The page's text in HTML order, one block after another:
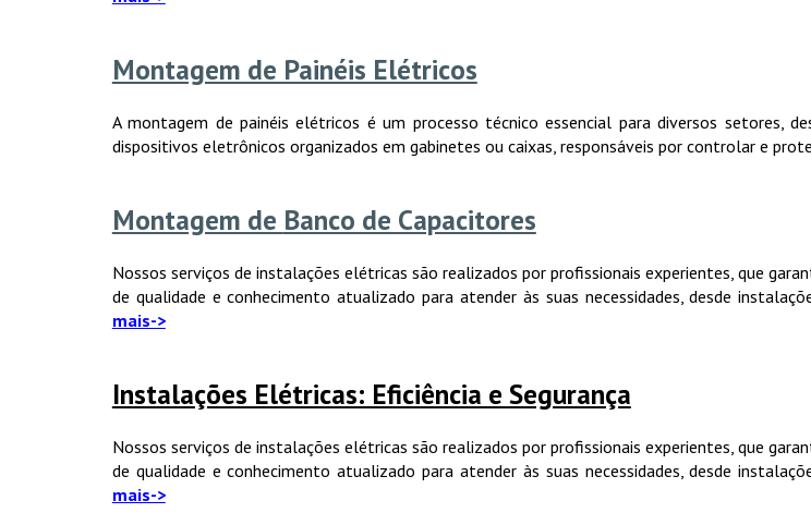
Montagem de Painéis Elétricos
A montagem de painéis elétricos é um processo técnico essencial para diversos setores,
dispositivos eletrônicos organizados em gabinetes ou caixas, responsáveis por controlar e
Montagem de Banco de Capacitores
Nossos serviços de instalações elétricas são realizados por profissionais experientes, que
de qualidade e conhecimento atualizado para atender às suas necessidades, desde
mais->
Instalações Elétricas: Eficiência e Segurança
Nossos serviços de instalações elétricas são realizados por profissionais experientes, que
de qualidade e conhecimento atualizado para atender às suas necessidades, desde
mais->